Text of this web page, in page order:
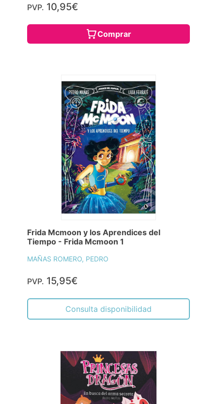
PVP. 10,95€
Comprar
Frida Mcmoon y los Aprendices del
Tiempo - Frida Mcmoon 1
MAÑAS ROMERO, PEDRO
PVP. 15,95€
Consulta disponibilidad